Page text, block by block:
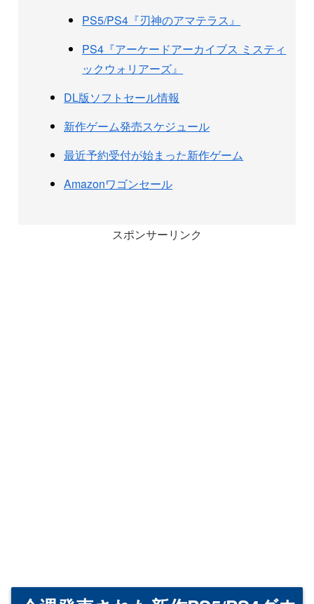
PS5/PS4『刃神のアマテラス』
PS4『アーケードアーカイブス ミスティ
ックウォリアーズ』
DL版ソフトセール情報
新作ゲーム発売スケジュール
最近予約受付が始まった新作ゲーム
Amazonワゴンセール
スポンサーリンク